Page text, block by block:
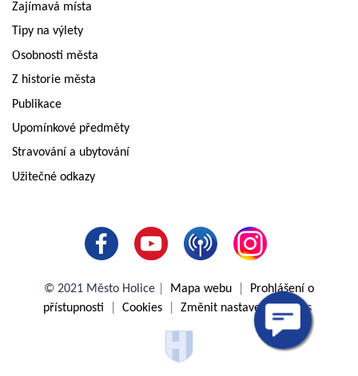
Zajímavá místa
Tipy na výlety
Osobnosti města
Z historie města
Publikace
Upomínkové předměty
Stravování a ubytování
Užitečné odkazy
© 2021 Město Holice Mapa webu
Prohlášení o
přístupnosti
Cookies Změnit nastavení cookies